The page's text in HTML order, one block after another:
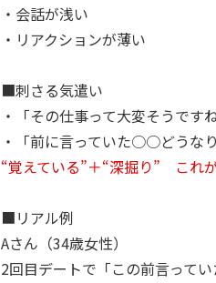
・会話が浅い
・リアクションが薄い
■刺さる気遣い
・「その仕事って大変そうです
・「前に言っていた○○どうなり
“覚えている”＋“深掘り” これ
■リアル例
Aさん（34歳女性）
2回目デートで「この前言って